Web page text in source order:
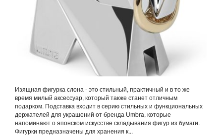
Изящная фигурка слона - это стильный, практичный и в то же
время милый аксессуар, который также станет отличным
подарком. Подставка входит в серию стильных и функциональных
держателей для украшений от бренда Umbra, которые
напоминают о японском искусстве складывания фигур из бумаги.
Фигурки предназначены для хранения к...